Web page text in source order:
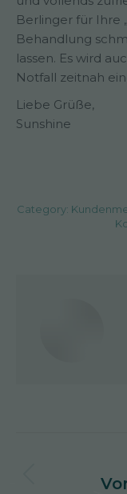
Berlinger für Ihre
Behandlung
lassen. Es wird
Notfall zeitnah
Liebe Grüße,
Sunshine
Category: